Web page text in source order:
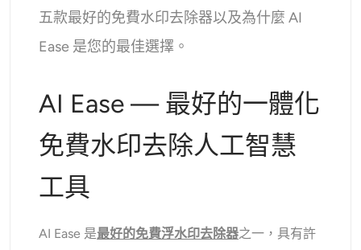
換衣服
AI濾鏡
爆頭生成器專業版
AI頭像生成器
護照照片製作工具
五款最好的免費水印去除器以及為什麼 AI
Ease 是您的最佳選擇。
AI Ease — 最好的一體化
免費水印去除人工智慧
工具
AI Ease 是最好的免費浮水印去除器之一，具有許